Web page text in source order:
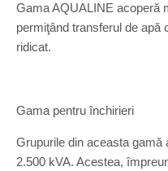
Gama AQUALINE acoperă
permiţând transferul de apă
ridicat.
Gama pentru închirieri
Grupurile din aceasta gamă
2.500 kVA. Acestea,